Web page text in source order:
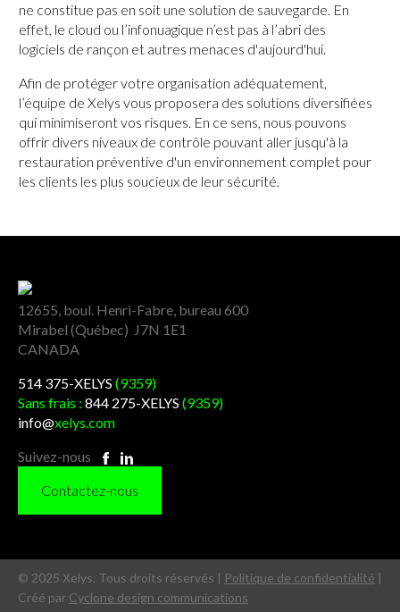
ne constitue pas en soit une solution de sauvegarde. En
effet, le cloud ou l’infonuagique n’est pas à l’abri des
logiciels de rançon et autres menaces d'aujourd'hui.
Afin de protéger votre organisation adéquatement,
l’équipe de Xelys vous proposera des solutions diversifiées
qui minimiseront vos risques. En ce sens, nous pouvons
offrir divers niveaux de contrôle pouvant aller jusqu'à la
restauration préventive d'un environnement complet pour
les clients les plus soucieux de leur sécurité.
12655, boul. Henri-Fabre, bureau 600
Mirabel (Québec) J7N 1E1
CANADA
514 375-XELYS (9359)
Sans frais : 844 275-XELYS (9359)
info@xelys.com
Suivez-nous
Contactez-nous
© 2025 Xelys. Tous droits réservés | Politique de confidentialité |
Créé par Cyclone design communications